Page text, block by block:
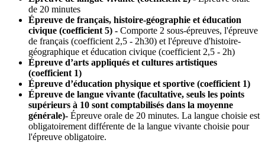
de 20 minutes
Épreuve de français, histoire-géographie et éducation
civique (coefficient 5) - Comporte 2 sous-épreuves, l'épreuve
de français (coefficient 2,5 - 2h30) et l'épreuve d'histoire-
géographique et éducation civique (coefficient 2,5 - 2h)
Épreuve d’arts appliqués et cultures artistiques
(coefficient 1)
Épreuve d’éducation physique et sportive (coefficient 1)
Épreuve de langue vivante (facultative, seuls les points
supérieurs à 10 sont comptabilisés dans la moyenne
générale)- Épreuve orale de 20 minutes. La langue choisie est
obligatoirement différente de la langue vivante choisie pour
l'épreuve obligatoire.